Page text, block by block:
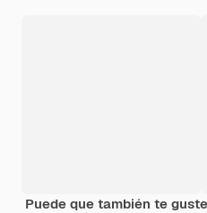
Puede que también te